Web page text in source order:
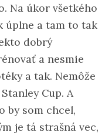
Na úkor všetkého
úplne a tam to tak
dobrý
a nesmie
a tak. Nemôže
Cup. A
by som chcel,
je tá strašná vec,